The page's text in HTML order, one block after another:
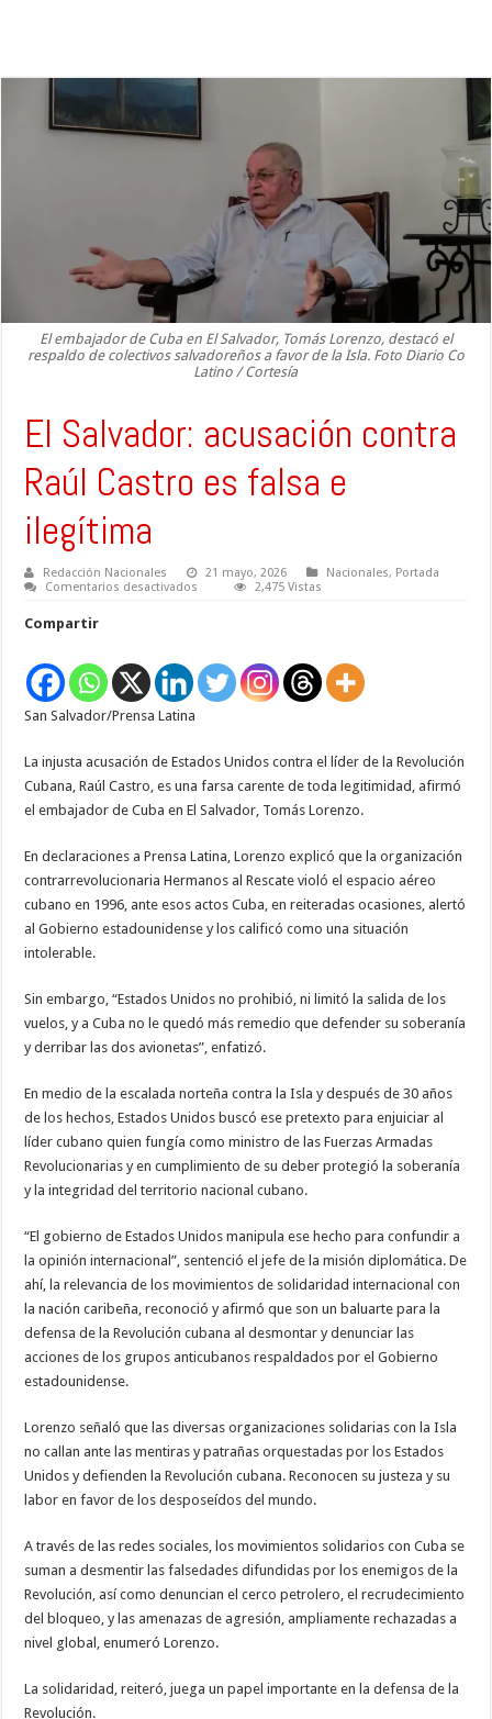
El embajador de Cuba en El Salvador, Tomás Lorenzo, destacó el
respaldo de colectivos salvadoreños a favor de la Isla. Foto Diario Co
Latino / Cortesía
El Salvador: acusación contra
Raúl Castro es falsa e
ilegítima
Redacción Nacionales 21 mayo, 2026 Nacionales, Portada
Comentarios desactivados
Castro
es
falsa
2,475 Vistas
Compartir
San Salvador/Prensa Latina
La injusta acusación de Estados Unidos contra el líder de la Revolución
Cubana, Raúl Castro, es una farsa carente de toda legitimidad, afirmó
el embajador de Cuba en El Salvador, Tomás Lorenzo.
En declaraciones a Prensa Latina, Lorenzo explicó que la organización
contrarrevolucionaria Hermanos al Rescate violó el espacio aéreo
cubano en 1996, ante esos actos Cuba, en reiteradas ocasiones, alertó
al Gobierno estadounidense y los calificó como una situación
intolerable.
Sin embargo, “Estados Unidos no prohibió, ni limitó la salida de los
vuelos, y a Cuba no le quedó más remedio que defender su soberanía
y derribar las dos avionetas”, enfatizó.
En medio de la escalada norteña contra la Isla y después de 30 años
de los hechos, Estados Unidos buscó ese pretexto para enjuiciar al
líder cubano quien fungía como ministro de las Fuerzas Armadas
Revolucionarias y en cumplimiento de su deber protegió la soberanía
y la integridad del territorio nacional cubano.
“El gobierno de Estados Unidos manipula ese hecho para confundir a
la opinión internacional”, sentenció el jefe de la misión diplomática. De
ahí, la relevancia de los movimientos de solidaridad internacional con
la nación caribeña, reconoció y afirmó que son un baluarte para la
defensa de la Revolución cubana al desmontar y denunciar las
acciones de los grupos anticubanos respaldados por el Gobierno
estadounidense.
Lorenzo señaló que las diversas organizaciones solidarias con la Isla
no callan ante las mentiras y patrañas orquestadas por los Estados
Unidos y defienden la Revolución cubana. Reconocen su justeza y su
labor en favor de los desposeídos del mundo.
A través de las redes sociales, los movimientos solidarios con Cuba se
suman a desmentir las falsedades difundidas por los enemigos de la
Revolución, así como denuncian el cerco petrolero, el recrudecimiento
del bloqueo, y las amenazas de agresión, ampliamente rechazadas a
nivel global, enumeró Lorenzo.
La solidaridad, reiteró, juega un papel importante en la defensa de la
Revolución.